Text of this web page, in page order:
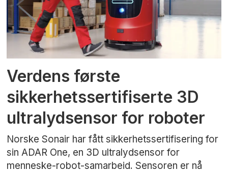
Verdens første
sikkerhetssertifiserte 3D
ultralydsensor for roboter
Norske Sonair har fått sikkerhetssertifisering for
sin ADAR One, en 3D ultralydsensor for
menneske-robot-samarbeid. Sensoren er nå